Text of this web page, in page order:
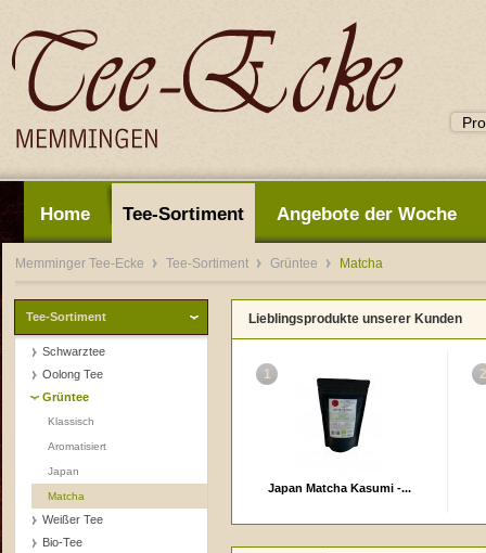
Home Tee-Sortiment Angebote der Woche
Memminger Tee-Ecke Tee-Sortiment Grüntee Matcha
Tee-Sortiment
Schwarztee
Oolong Tee
Grüntee
Klassisch
Aromatisiert
Japan
Matcha
Weißer Tee
Bio-Tee
Lieblingsprodukte unserer Kunden
1
Japan Matcha Kasumi -...
2